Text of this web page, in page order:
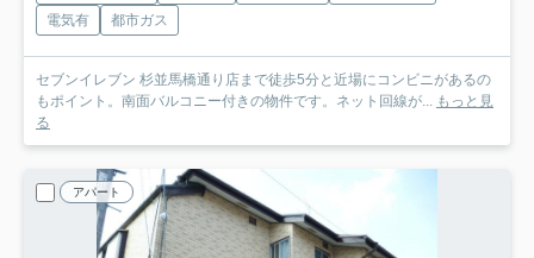
電気有
都市ガス
セブンイレブン 杉並馬橋通り店まで徒歩5分と近場にコンビニがあるの
もポイント。南面バルコニー付きの物件です。ネット回線が... もっと見
る
アパート